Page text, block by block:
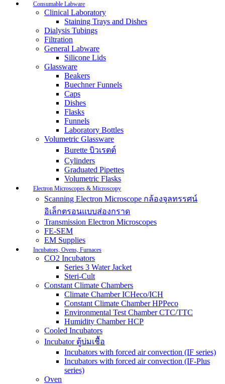
Consumable Labware
Clinical Laboratory
Staining Trays and Dishes
Dialysis Tubings
Filtration
General Labware
Silicone Lids
Glassware
Beakers
Buechner Funnels
Caps
Dishes
Flasks
Funnels
Laboratory Bottles
Volumetric Glassware
Burette บิวเรตต์
Cylinders
Graduated Pipettes
Volumetric Flasks
Electron Microscopes & Microscopy
Scanning Electron Microscope กล้องจุลทรรศน์
อิเล็กตรอนแบบส่องกราด
Transmission Electron Microscopes
FE-SEM
EM Supplies
Incubators, Ovens, Furnaces
CO2 Incubators
Series 3 Water Jacket
Steri-Cult
Constant Climate Chambers
Climate Chamber ICHeco/ICH
Constant Climate Chamber HPPeco
Environmental Test Chamber CTC/TTC
Humidity Chamber HCP
Cooled Incubators
Incubator ตู้บ่มเชื้อ
Incubators with forced air convection (IF series)
Incubators with forced air convection (IF-Plus
series)
Oven